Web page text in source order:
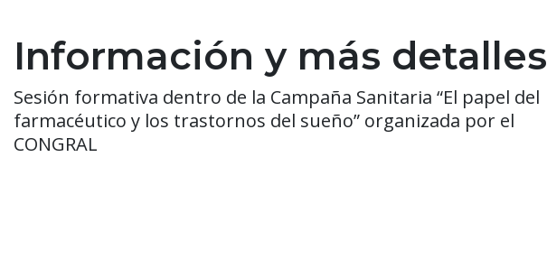
Información y más detalles
Sesión formativa dentro de la Campaña Sanitaria “El papel del
farmacéutico y los trastornos del sueño” organizada por el
CONGRAL